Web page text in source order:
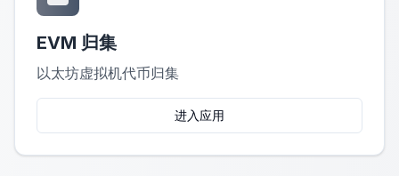
EVM 归集
以太坊虚拟机代币归集
进入应用